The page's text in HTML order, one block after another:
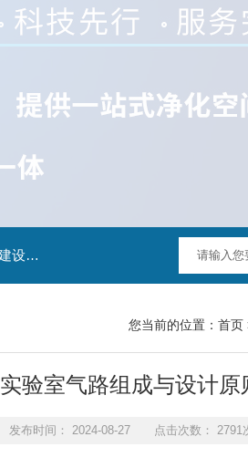
主营产品：实验室装修，实验室设计，洁净室，净化车间装修，GMP净化工程，实验室建设，动物房实验室，理化实验室
您当前的位置： 首页
实验室气路组成与设计原
发布时间： 2024-08-27 点击次数： 2791